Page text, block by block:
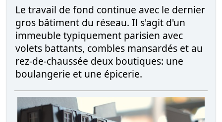
Le travail de fond continue avec le dernier
gros bâtiment du réseau. Il s'agit d'un
immeuble typiquement parisien avec
volets battants, combles mansardés et au
rez-de-chaussée deux boutiques: une
boulangerie et une épicerie.